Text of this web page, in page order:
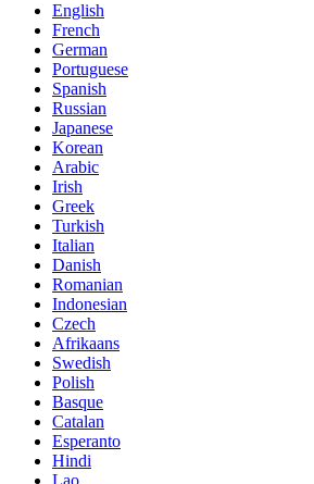
English
French
German
Portuguese
Spanish
Russian
Japanese
Korean
Arabic
Irish
Greek
Turkish
Italian
Danish
Romanian
Indonesian
Czech
Afrikaans
Swedish
Polish
Basque
Catalan
Esperanto
Hindi